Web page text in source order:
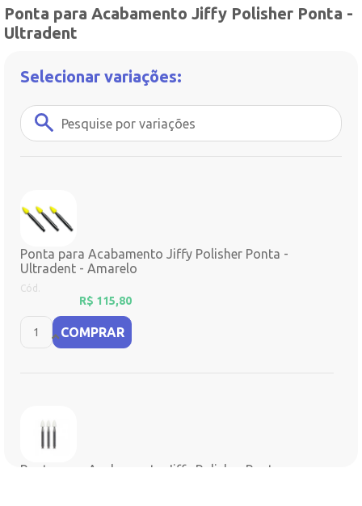
Ponta para Acabamento Jiffy Polisher Ponta -
Ultradent
Selecionar variações:
Ponta para Acabamento Jiffy Polisher Ponta -
Ultradent - Amarelo
Cód.
R$ 115,80
COMPRAR
Ponta para Acabamento Jiffy Polisher Ponta -